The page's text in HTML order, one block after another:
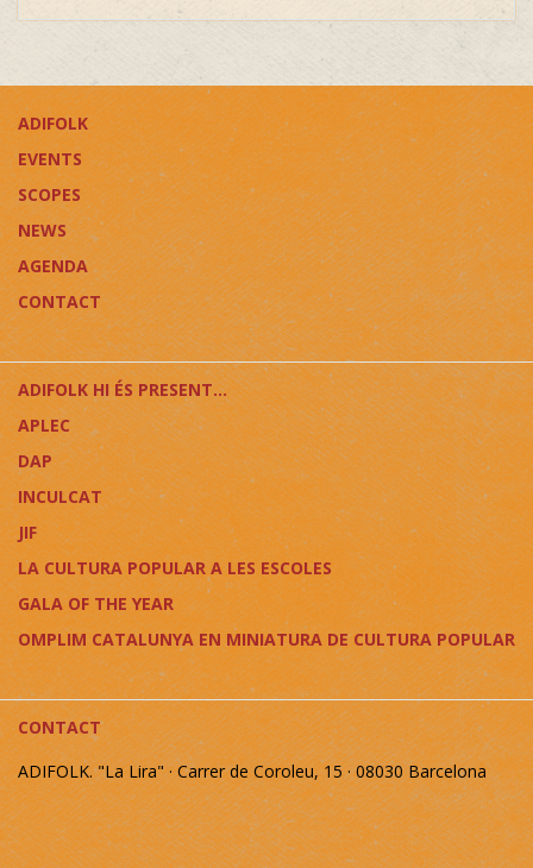
ADIFOLK
EVENTS
SCOPES
NEWS
AGENDA
CONTACT
ADIFOLK HI ÉS PRESENT...
APLEC
DAP
INCULCAT
JIF
LA CULTURA POPULAR A LES ESCOLES
GALA OF THE YEAR
OMPLIM CATALUNYA EN MINIATURA DE CULTURA POPULAR
CONTACT
ADIFOLK. "La Lira" · Carrer de Coroleu, 15 · 08030 Barcelona